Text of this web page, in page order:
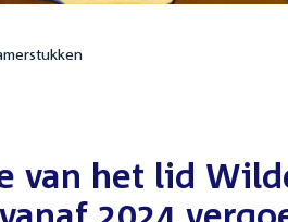
van het lid